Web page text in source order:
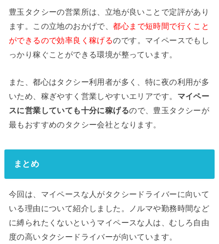
豊玉タクシーの営業所は、立地が良いことで定評があり
ます。この立地のおかげで、都心まで短時間で行くこと
ができるので効率良く稼げるのです。マイペースでもし
っかり稼ぐことができる環境が整っています。
また、都心はタクシー利用者が多く、特に夜の利用が多
いため、稼ぎやすく営業しやすいエリアです。 マイペー
スに営業していても十分に稼げるので、豊玉タクシーが
最もおすすめのタクシー会社となります。
まとめ
今回は、マイペースな人がタクシードライバーに向いて
いる理由について紹介しました。ノルマや勤務時間など
に縛られたくないというマイペースな人は、むしろ自由
度の高いタクシードライバーが向いています。